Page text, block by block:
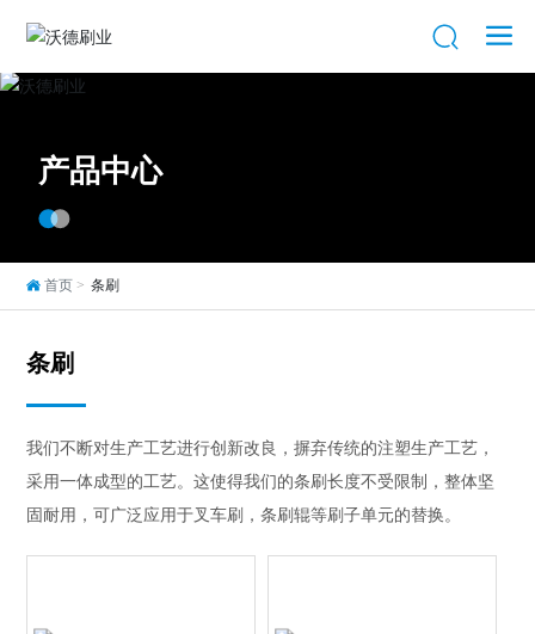
产品中心
首页 条刷
条刷
我们不断对生产工艺进行创新改良，摒弃传统的注塑生产工艺，
采用一体成型的工艺。这使得我们的条刷长度不受限制，整体坚
固耐用，可广泛应用于叉车刷，条刷辊等刷子单元的替换。